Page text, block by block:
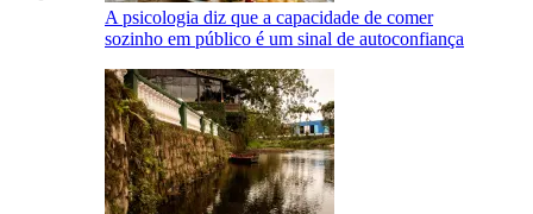
A psicologia diz que a capacidade de comer
sozinho em público é um sinal de autoconfiança